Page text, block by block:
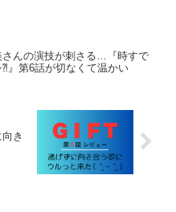
さんの演技が刺さる…『時すで
⁈』第6話が切なくて温かい
き